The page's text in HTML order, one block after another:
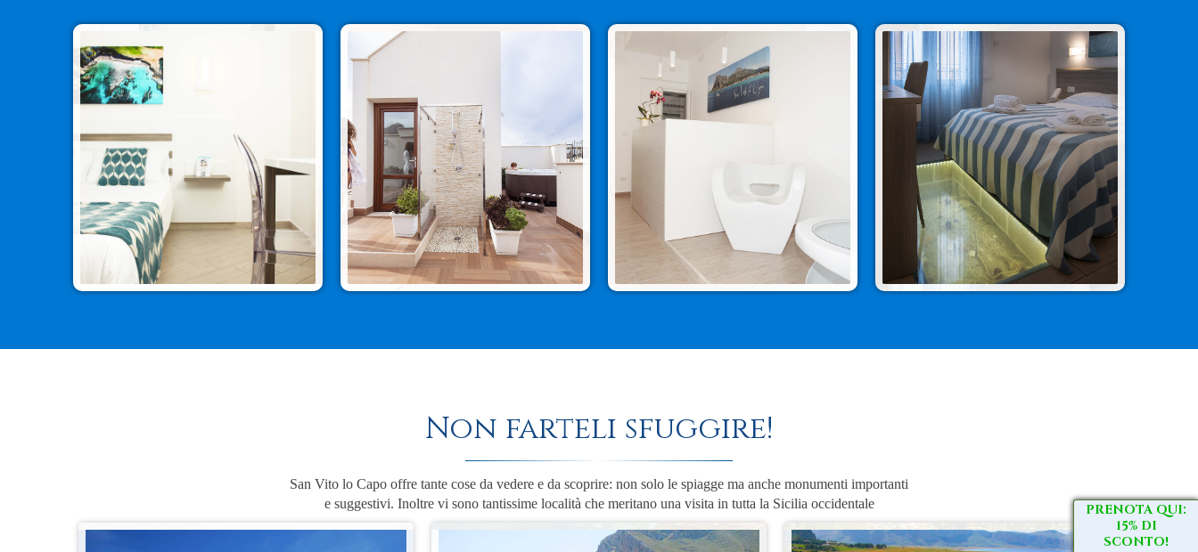
Non farteli sfuggire!
San Vito lo Capo offre tante cose da vedere e da scoprire: non solo le spiagge ma anche monumenti importanti
e suggestivi. Inoltre vi sono tantissime località che meritano una visita in tutta la Sicilia occidentale
PRENOTA QUI:
15% DI
SCONTO!